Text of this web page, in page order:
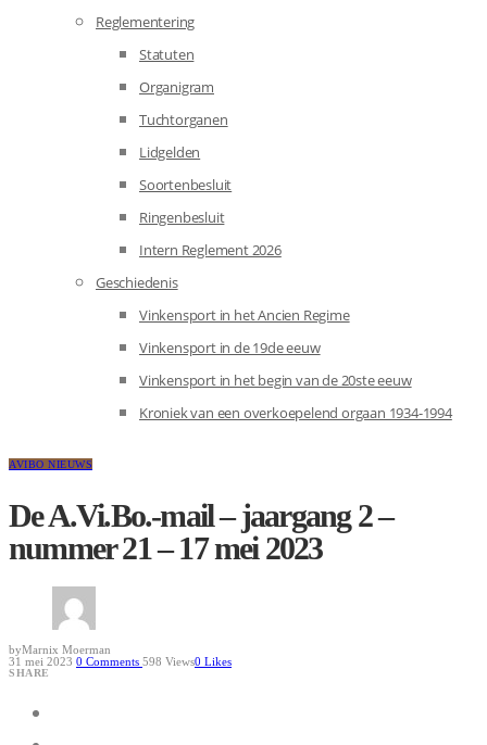
Reglementering
Statuten
Organigram
Tuchtorganen
Lidgelden
Soortenbesluit
Ringenbesluit
Intern Reglement 2026
Geschiedenis
Vinkensport in het Ancien Regime
Vinkensport in de 19de eeuw
Vinkensport in het begin van de 20ste eeuw
Kroniek van een overkoepelend orgaan 1934-1994
AVIBO NIEUWS
De A.Vi.Bo.-mail – jaargang 2 –
nummer 21 – 17 mei 2023
byMarnix Moerman
31 mei 2023 0 Comments 598 Views0 Likes
SHARE